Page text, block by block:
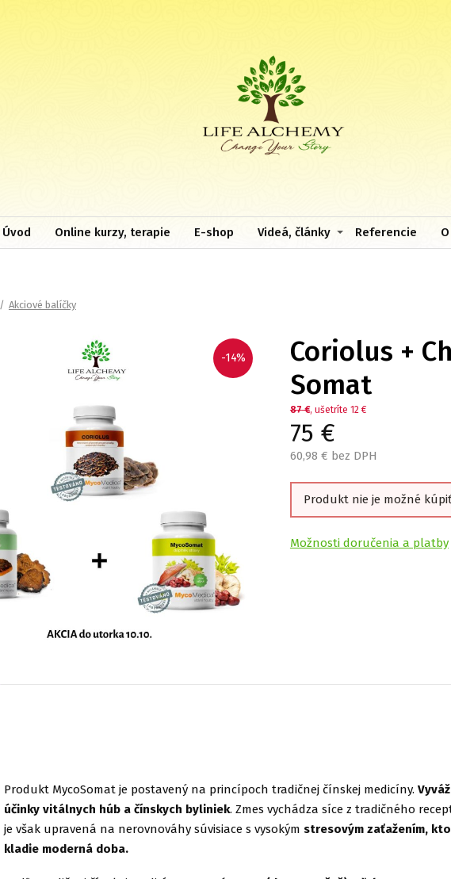
Úvod Online kurzy, terapie E-shop Videá, články Referencie
/ Akciové balíčky
-14%
Coriolus +
Somat
87€, ušetríte 12 €
75 €
60,98 € bez DPH
Produkt nie je možné kúpiť
Možnosti doručenia a platby
Produkt MycoSomat je postavený na princípoch tradičnej čínskej medicíny.
účinky vitálnych húb a čínskych byliniek. Zmes vychádza síce z tradičného
je však upravená na nerovnováhy súvisiace s vysokým stresovým zaťažením,
kladie moderná doba.